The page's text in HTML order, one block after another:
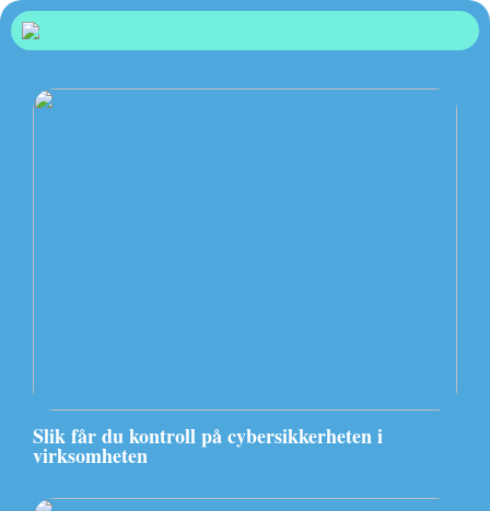
Slik får du kontroll på cybersikkerheten i
virksomheten